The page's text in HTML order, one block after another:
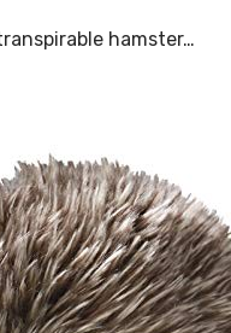
hamster…